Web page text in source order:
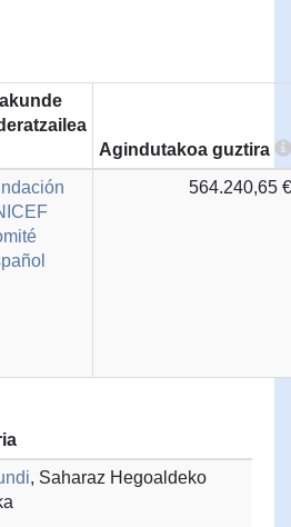
Agindutakoa guztira
564.240,65 €
, Saharaz Hegoaldeko